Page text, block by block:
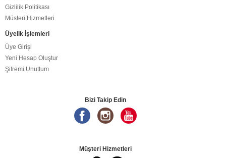
Gizlilik Politikası
Müsteri Hizmetleri
Üyelik İşlemleri
Üye Girişi
Yeni Hesap Oluştur
Şifremi Unuttum
Bizi Takip Edin
Müşteri Hizmetleri